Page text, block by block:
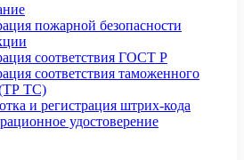
пожарной безопасности
соответствия ГОСТ Р
соответствия таможенного
ТС)
и регистрация штрих-кода
удостоверение